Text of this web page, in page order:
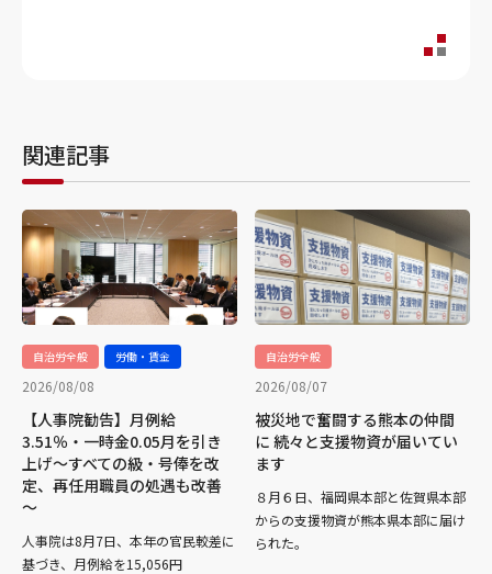
関連記事
自治労全般 労働・賃金
2026/08/08
【人事院勧告】月例給
3.51％・一時金0.05月を引き
上げ～すべての級・号俸を改
定、再任用職員の処遇も改善
～
人事院は8月7日、本年の官民較差に
基づき、月例給を15,056円
自治労全般
2026/08/07
被災地で奮闘する熊本の仲間
に 続々と支援物資が届いてい
ます
８月６日、福岡県本部と佐賀県本部
からの支援物資が熊本県本部に届け
られた。